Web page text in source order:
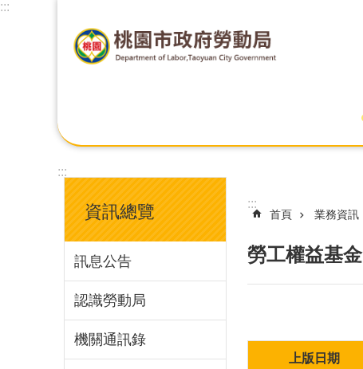
:::
:::
資訊總覽
訊息公告
認識勞動局
機關通訊錄
:::
首頁 業務資訊
勞工權益基金
上版日期